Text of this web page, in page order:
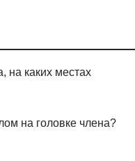
на каких местах
на головке члена?